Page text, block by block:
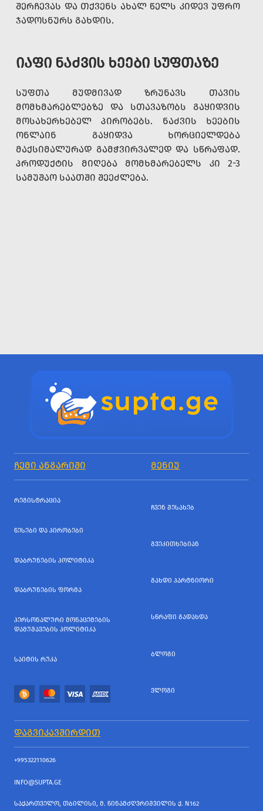
ᲨᲔᲠᲩᲔᲕᲐᲡ ᲓᲐ ᲗᲥᲕᲔᲜᲡ ᲐᲮᲐᲚ ᲬᲔᲚᲡ ᲙᲘᲓᲔᲕ ᲣᲤᲠᲝ
ᲯᲐᲓᲝᲡᲜᲣᲠᲡ ᲒᲐᲮᲓᲘᲡ.
ᲘᲐᲤᲘ ᲜᲐᲫᲕᲘᲡ ᲮᲔᲔᲑᲘ ᲡᲣᲤᲗᲐᲖᲔ
ᲡᲣᲤᲗᲐ ᲛᲣᲓᲛᲘᲕᲐᲓ ᲖᲠᲣᲜᲐᲕᲡ ᲗᲐᲕᲘᲡ
ᲛᲝᲛᲮᲛᲐᲠᲔᲑᲚᲔᲑᲖᲔ ᲓᲐ ᲡᲗᲐᲕᲐᲖᲝᲑᲡ ᲒᲐᲧᲘᲓᲕᲘᲡ
ᲛᲝᲡᲐᲮᲔᲠᲮᲔᲑᲔᲚ ᲞᲘᲠᲝᲑᲔᲑᲡ. ᲜᲐᲫᲕᲘᲡ ᲮᲔᲔᲑᲘᲡ
ᲝᲜᲚᲐᲘᲜ ᲒᲐᲧᲘᲓᲕᲐ ᲮᲝᲠᲪᲘᲔᲚᲓᲔᲑᲐ
ᲛᲐᲥᲡᲘᲛᲐᲚᲣᲠᲐᲓ ᲒᲐᲛᲭᲕᲘᲠᲕᲐᲚᲔᲓ ᲓᲐ ᲡᲬᲠᲐᲤᲐᲓ.
ᲞᲠᲝᲓᲣᲥᲢᲘᲡ ᲛᲘᲦᲔᲑᲐ ᲛᲝᲛᲮᲛᲐᲠᲔᲑᲔᲚᲡ ᲙᲘ 2-3
ᲡᲐᲛᲣᲨᲐᲝ ᲡᲐᲐᲗᲨᲘ ᲨᲔᲔᲫᲚᲔᲑᲐ.
ᲩᲔᲛᲘ ᲐᲜᲒᲐᲠᲘᲨᲘ ᲛᲔᲜᲘᲣ
ᲠᲔᲒᲘᲡᲢᲠᲐᲪᲘᲐ
ᲬᲔᲡᲔᲑᲘ ᲓᲐ ᲞᲘᲠᲝᲑᲔᲑᲘ
ᲓᲐᲑᲠᲣᲜᲔᲑᲘᲡ ᲞᲝᲚᲘᲢᲘᲙᲐ
ᲓᲐᲑᲠᲣᲜᲔᲑᲘᲡ ᲤᲝᲠᲛᲐ
ᲞᲔᲠᲡᲝᲜᲐᲚᲣᲠᲘ ᲛᲝᲜᲐᲪᲔᲛᲔᲑᲘᲡ
ᲓᲐᲛᲣᲨᲐᲕᲔᲑᲘᲡ ᲞᲝᲚᲘᲢᲘᲙᲐ
ᲡᲐᲘᲢᲘᲡ ᲠᲣᲙᲐ
ᲩᲕᲔᲜ ᲨᲔᲡᲐᲮᲔᲑ
ᲒᲕᲔᲙᲘᲗᲮᲔᲑᲘᲐᲜ
ᲒᲐᲮᲓᲘ ᲞᲐᲠᲢᲜᲘᲝᲠᲘ
ᲡᲬᲠᲐᲤᲘ ᲒᲐᲓᲐᲮᲓᲐ
ᲑᲚᲝᲒᲘ
ᲕᲚᲝᲒᲘ
ᲓᲐᲒᲕᲘᲙᲐᲕᲨᲘᲠᲓᲘᲗ
+995322110626
INFO@SUPTA.GE
ᲡᲐᲥᲐᲠᲗᲕᲔᲚᲝ, ᲗᲑᲘᲚᲘᲡᲘ, Მ. ᲬᲘᲜᲐᲛᲫᲦᲕᲠᲘᲨᲕᲘᲚᲘᲡ Ქ. N162